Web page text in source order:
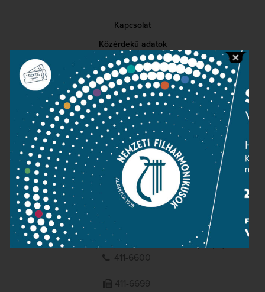
Kapcsolat
Közérdekű adatok
Sajtószoba
Adatvédelem
Impresszum
NEMZETI
FILHARMONIKUSOK
1095 Budapest, Komor Marcell u. 1. (Müpa)
411-6600
411-6699